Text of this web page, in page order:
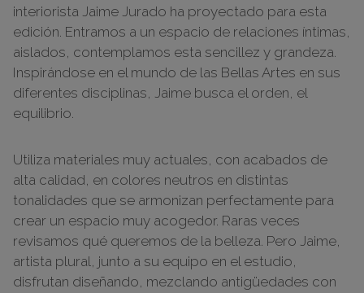
interiorista Jaime Jurado ha proyectado para esta
edición. Entramos a un espacio de relaciones íntimas,
aislados, contemplamos esta sencillez y grandeza.
Inspirándose en el mundo de las Bellas Artes en sus
diferentes disciplinas, Jaime busca el orden, el
equilibrio.
Utiliza materiales muy actuales, con acabados de
alta calidad, en colores neutros en distintas
tonalidades que se armonizan perfectamente para
crear un espacio muy acogedor. Raras veces
revisamos qué queremos de la belleza. Pero Jaime,
artista plural, junto a su equipo en el estudio,
disfrutan diseñando, mezclando antigüedades con